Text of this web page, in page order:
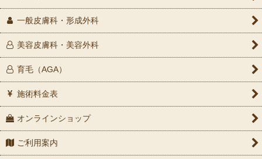
一般皮膚科・形成外科
美容皮膚科・美容外科
育毛（AGA）
施術料金表
オンラインショップ
ご利用案内